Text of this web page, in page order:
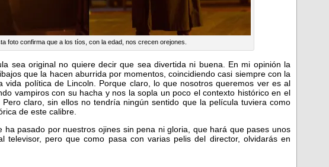
foto confirma que a los tíos, con la edad, nos crecen orejones.
sea original no quiere decir que sea divertida ni buena. En mi opinión la
que la hacen aburrida por momentos, coincidiendo casi siempre con la
vida política de Lincoln. Porque claro, lo que nosotros queremos ver es al
vampiros con su hacha y nos la sopla un poco el contexto histórico en el
claro, sin ellos no tendría ningún sentido que la película tuviera como
de este calibre.
ha pasado por nuestros ojines sin pena ni gloria, que hará que pases unos
televisor, pero que como pasa con varias pelis del director, olvidarás en